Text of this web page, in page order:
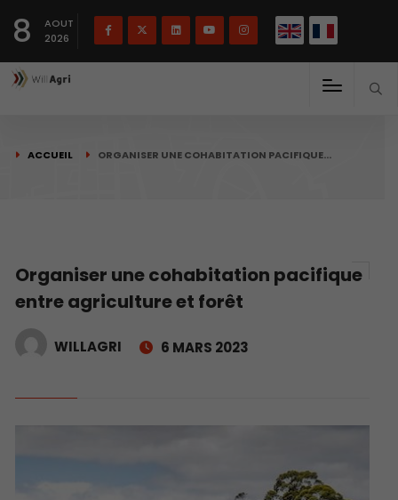
8
AOUT
2026
ACCUEIL ORGANISER UNE COHABITATION PACIFIQUE…
Organiser une cohabitation pacifique
entre agriculture et forêt
WILLAGRI 6 MARS 2023
Français English(English)